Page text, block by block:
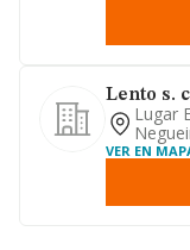
Lento s.
Lugar
VER EN